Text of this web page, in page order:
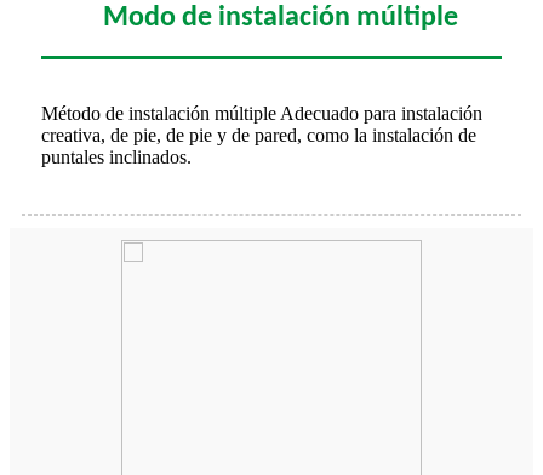
Modo de instalación múltiple
Método de instalación múltiple Adecuado para instalación
creativa, de pie, de pie y de pared, como la instalación de
puntales inclinados.